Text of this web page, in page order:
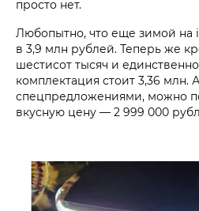
просто нет.
Любопытно, что еще зимой на
в 3,9 млн рублей. Теперь же
шестисот тысяч и
комплектация стоит 3,36 млн.
спецпредложениями, можно
вкусную цену — 2 999 000